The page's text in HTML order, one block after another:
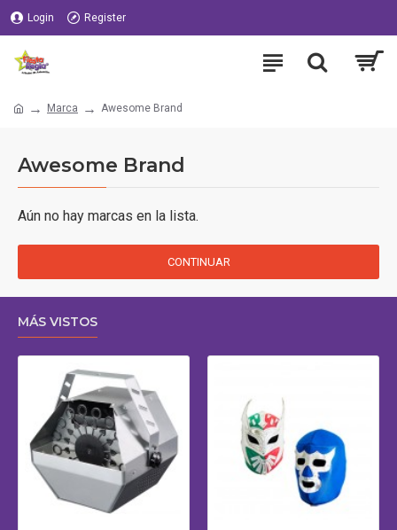
Login Register
Marca Awesome Brand
Awesome Brand
Aún no hay marcas en la lista.
CONTINUAR
MÁS VISTOS